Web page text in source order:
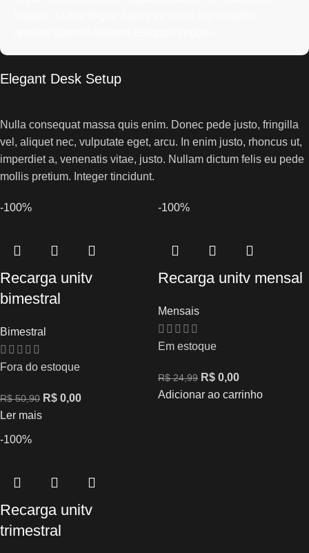
Elegant Desk Setup
Nulla consequat massa quis enim. Donec pede justo, fringilla
vel, aliquet nec, vulputate eget, arcu. In enim justo, rhoncus ut,
imperdiet a, venenatis vitae, justo. Nullam dictum felis eu pede
mollis pretium. Integer tincidunt.
-100%
Recarga unitv
bimestral
Bimestral
Fora do estoque
R$50,90 R$ 0,00
Ler mais
-100%
Recarga unitv mensal
Mensais
Em estoque
R$24,99 R$ 0,00
Adicionar ao carrinho
-100%
Recarga unitv
trimestral